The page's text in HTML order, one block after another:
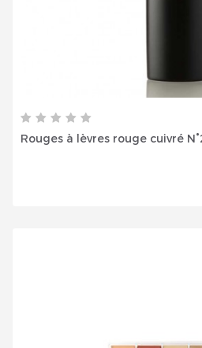
Rouges à lèvres rouge cuivré